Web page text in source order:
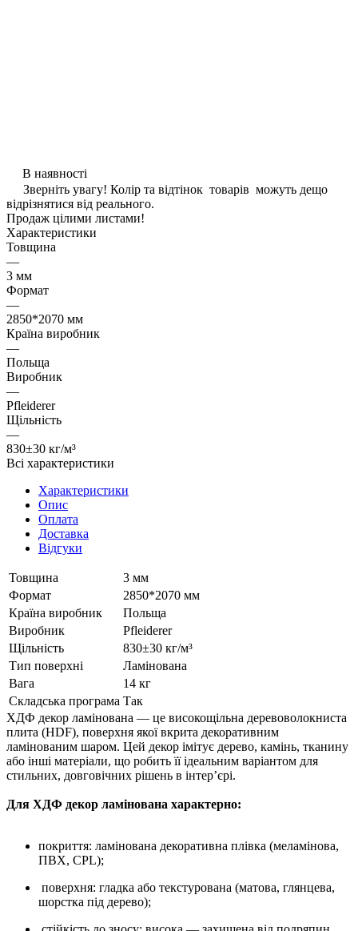
В наявності
Зверніть увагу! Колір та відтінок товарів можуть дещо
відрізнятися від реального.
Продаж цілими листами!
Характеристики
Товщина
—
3 мм
Формат
—
2850*2070 мм
Країна виробник
—
Польща
Виробник
—
Pfleiderer
Щільність
—
830±30 кг/м³
Всі характеристики
Характеристики
Опис
Оплата
Доставка
Відгуки
Товщина
3 мм
Формат
2850*2070 мм
Країна виробник
Польща
Виробник
Pfleiderer
Щільність
830±30 кг/м³
Тип поверхні
Ламінована
Вага
14 кг
Складська програма Так
ХДФ декор ламінована — це високощільна деревоволокниста
плита (HDF), поверхня якої вкрита декоративним
ламінованим шаром. Цей декор імітує дерево, камінь, тканину
або інші матеріали, що робить її ідеальним варіантом для
стильних, довговічних рішень в інтер’єрі.
Для ХДФ декор ламінована характерно:
покриття: ламінована декоративна плівка (меламінова,
ПВХ, CPL);
поверхня: гладка або текстурована (матова, глянцева,
шорстка під дерево);